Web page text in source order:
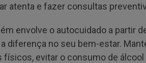
atenta e fazer consultas
envolve o autocuidado a partir
diferença no seu bem-estar.
evitar o consumo de